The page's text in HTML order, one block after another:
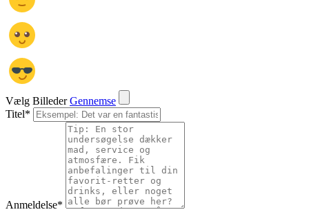
Vælg Billeder Gennemse
Titel*
Anmeldelse*